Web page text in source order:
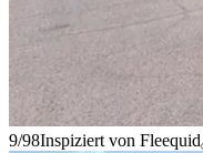
9/98Inspiziert von Fleequid